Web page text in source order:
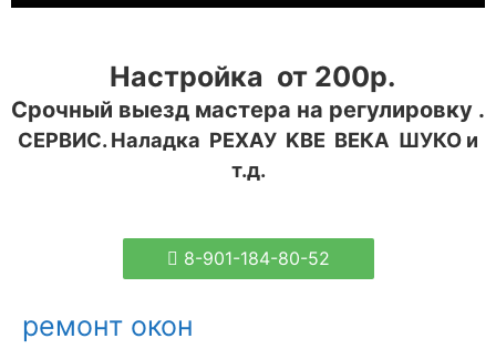
Настройка от 200р.
Срочный выезд мастера на регулировку .
СЕРВИС. Наладка РЕХАУ KBE ВЕКА ШУКО и
т.д.
8-901-184-80-52
ремонт окон